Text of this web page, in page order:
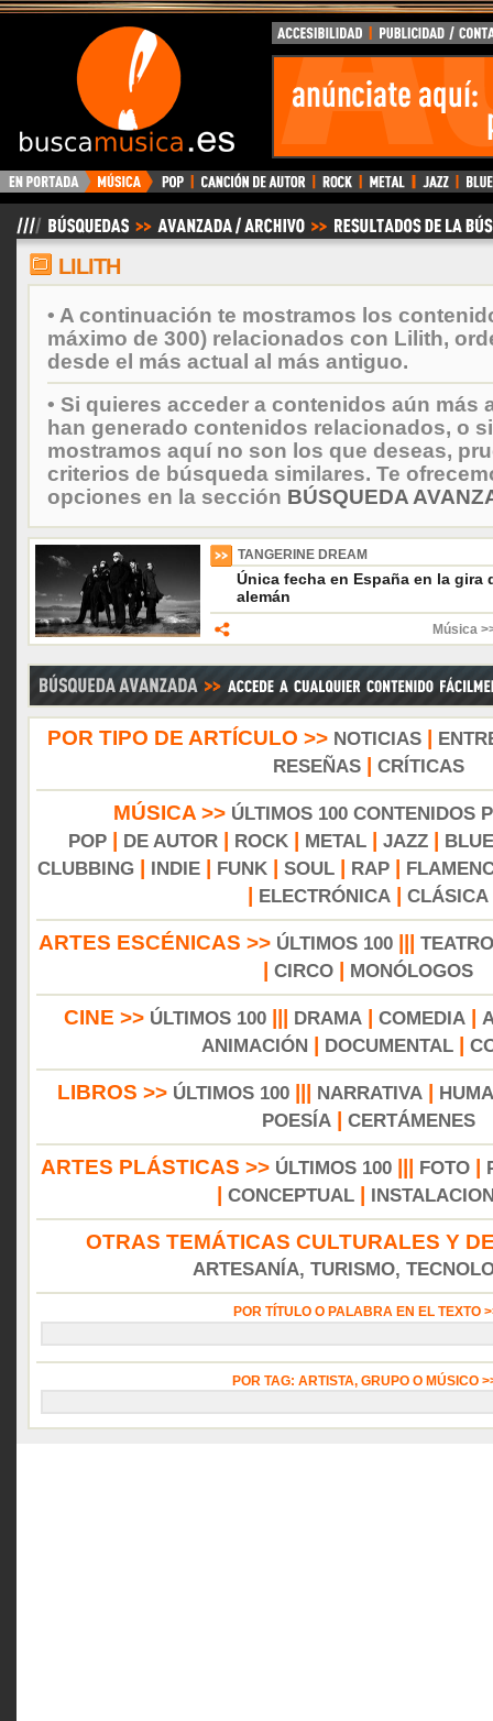
BuscaMusica.es
LILITH
• A continuación te mostramos los
máximo de 300) relacionados con Lilith,
desde el más actual al más antiguo.
• Si quieres acceder a contenidos aún más
han generado contenidos relacionados, o
mostramos aquí no son los que deseas,
criterios de búsqueda similares. Te
opciones en la sección BÚSQUEDA
TANGERINE DREAM
Única fecha en España en la gira
alemán
Música
POR TIPO DE ARTÍCULO >> NOTICIAS|
RESEÑAS| CRÍTICAS
MÚSICA >> ÚLTIMOS 100 CONTENIDOS
POP
DE AUTOR ROCK METAL JAZZ
CLUBBING
INDIE FUNK SOUL RAP
ELECTRÓNICA CLÁSICA
ARTES ESCÉNICAS >> ÚLTIMOS 100||| TEATRO
CIRCO MONÓLOGOS
CINE >> ÚLTIMOS 100 DRAMA COMEDIA
ANIMACIÓN
DOCUMENTAL|
LIBROS >> ÚLTIMOS 100 NARRATIVA
POESÍA| CERTÁMENES
ARTES PLÁSTICAS >> ÚLTIMOS 100 FOTO
CONCEPTUAL
OTRAS TEMÁTICAS CULTURALES Y
ARTESANÍA, TURISMO,
POR TÍTULO O PALABRA EN EL TEXTO
POR TAG: ARTISTA, GRUPO O MÚSICO